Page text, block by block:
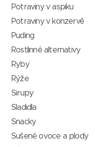
Potraviny v aspiku
Potraviny v konzervě
Puding
Rostlinné alternativy
Ryby
Rýže
Sirupy
Sladidla
Snacky
Sušené ovoce a plody